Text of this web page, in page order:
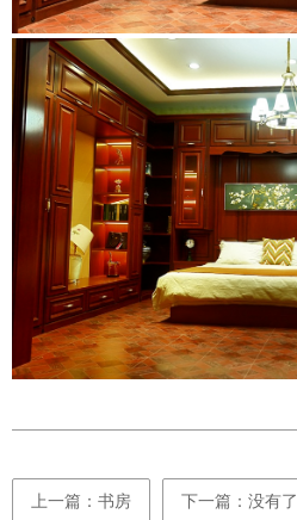
上一篇：书房 下一篇：没有了